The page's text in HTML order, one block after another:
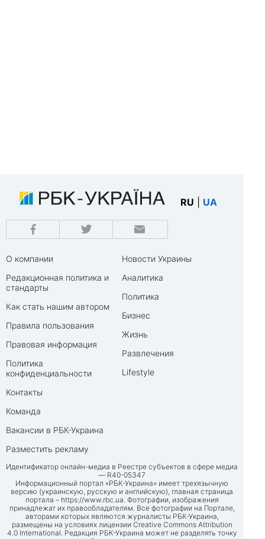
RU UA
О компании
Редакционная политика и
стандарты
Как стать нашим автором
Правила пользования
Правовая информация
Политика
конфиденциальности
Контакты
Команда
Вакансии в РБК-Украина
Разместить рекламу
Новости Украины
Аналитика
Политика
Бизнес
Жизнь
Развлечения
Lifestyle
Идентификатор онлайн-медиа в Реестре субъектов в сфере медиа
— R40-05347
Информационный портал «РБК-Украина» имеет трехязычную
версию (украинскую, русскую и английскую), главная страница
портала – https://www.rbc.ua. Фотографии, изображения
принадлежат их правообладателям. Все фотографии на Портале,
авторами которых являются журналисты РБК-Украина,
размещены на условиях лицензии Creative Commons Attribution
4.0 International. Редакция РБК-Украина может не разделять точку